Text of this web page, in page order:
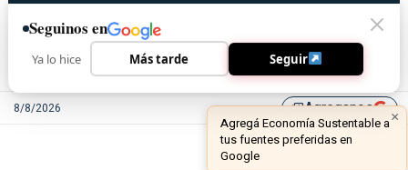
8/8/2026 library_addAgreganos ×
Agregá Economía Sustentable a
tus fuentes preferidas en
Google
Seguinos en
Ya lo hice Más tarde Seguir